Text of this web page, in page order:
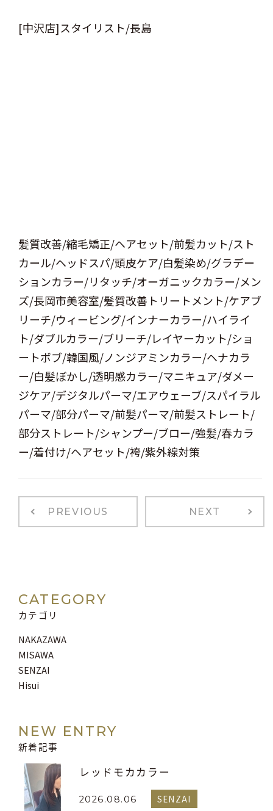
[中沢店]スタイリスト/長島
髪質改善/縮毛矯正/ヘアセット/前髪カット/スト
カール/ヘッドスパ/頭皮ケア/白髪染め/グラデー
ションカラー/リタッチ/オーガニックカラー/メン
ズ/長岡市美容室/髪質改善トリートメント/ケアブ
リーチ/ウィービング/インナーカラー/ハイライ
ト/ダブルカラー/ブリーチ/レイヤーカット/ショ
ートボブ/韓国風/ノンジアミンカラー/ヘナカラ
ー/白髪ぼかし/透明感カラー/マニキュア/ダメー
ジケア/デジタルパーマ/エアウェーブ/スパイラル
パーマ/部分パーマ/前髪パーマ/前髪ストレート/
部分ストレート/シャンプー/ブロー/強髪/春カラ
ー/着付け/ヘアセット/袴/紫外線対策
PREVIOUS NEXT
CATEGORY
カテゴリ
NAKAZAWA
MISAWA
SENZAI
Hisui
NEW ENTRY
新着記事
レッドモカカラー
2026.08.06 SENZAI